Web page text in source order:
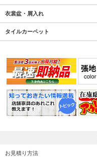
衣裳盆・屑入れ
タイルカーペット
お見積り方法